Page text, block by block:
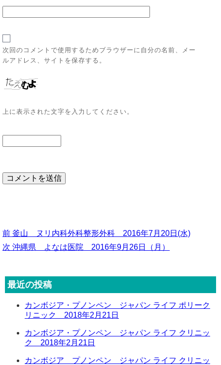
次回のコメントで使用するためブラウザーに自分の名前、メー
ルアドレス、サイトを保存する。
上に表示された文字を入力してください。
投
ナ
ビ
前 前
の
釜山 ヌリ内科外科整形外科 2016年7月20日(水)
次 次
稿:
沖縄県 よなは医院 2016年9月26日（月）
最近の投稿
カンボジア・プノンペン ジャパン ライフ ポリーク
リニック 2018年2月21日
カンボジア・プノンペン ジャパン ライフ クリニッ
ク 2018年2月21日
カンボジア プノンペン ジャパン ライフ クリニッ